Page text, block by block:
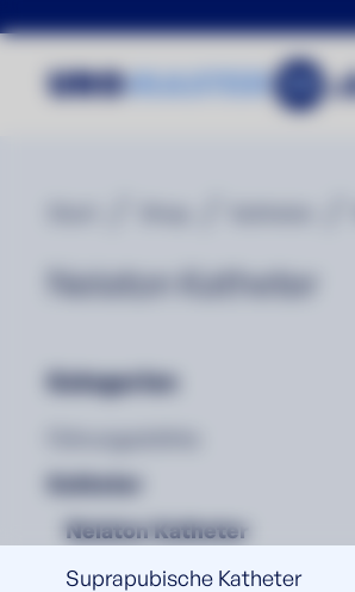
Nelaton Katheter
Kategorien
Katheter
Nelaton Katheter
Suprapubische Katheter